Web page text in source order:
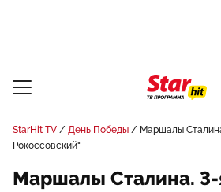
StarHit TV День Победы
Маршалы
Рокоссовский"
Маршалы Сталина. 3-